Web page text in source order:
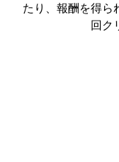
たり、報酬を得ら
回ク